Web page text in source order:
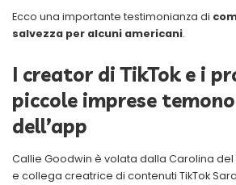
Ecco una importante testimonianza di
salvezza per alcuni americani.
I creator di TikTok e i
piccole imprese
dell’app
Callie Goodwin è volata dalla Carolina
e collega creatrice di contenuti TikTok